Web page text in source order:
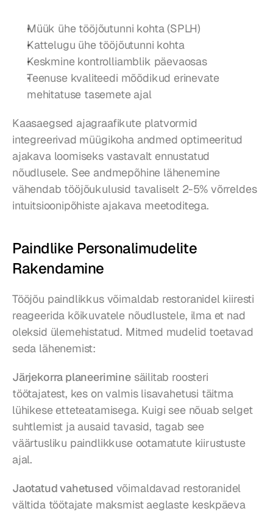
Müük ühe tööjõutunni kohta (SPLH)
Kattelugu ühe tööjõutunni kohta
Keskmine kontrolliamblik päevaosas
Teenuse kvaliteedi mõõdikud erinevate
mehitatuse tasemete ajal
Kaasaegsed ajagraafikute platvormid
integreerivad müügikoha andmed optimeeritud
ajakava loomiseks vastavalt ennustatud
nõudlusele. See andmepõhine lähenemine
vähendab tööjõukulusid tavaliselt 2-5% võrreldes
intuitsioonipõhiste ajakava meetoditega.
Paindlike Personalimudelite
Rakendamine
Tööjõu paindlikkus võimaldab restoranidel kiiresti
reageerida kõikuvatele nõudlustele, ilma et nad
oleksid ülemehistatud. Mitmed mudelid toetavad
seda lähenemist:
Järjekorra planeerimine säilitab roosteri
töötajatest, kes on valmis lisavahetusi täitma
lühikese etteteatamisega. Kuigi see nõuab selget
suhtlemist ja ausaid tavasid, tagab see
väärtusliku paindlikkuse ootamatute kiirustuste
ajal.
Jaotatud vahetused võimaldavad restoranidel
vältida töötajate maksmist aeglaste keskpäeva